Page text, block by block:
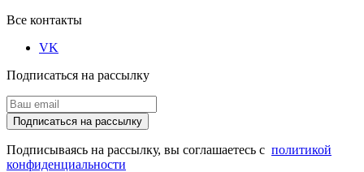
Все контакты
VK
Подписаться на рассылку
Подписаться на рассылку
Подписываясь на рассылку, вы соглашаетесь с политикой
конфиденциальности